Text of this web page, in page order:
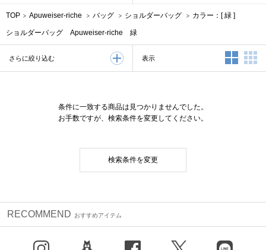
TOP Apuweiser-riche バッグ ショルダーバッグ カラー：[緑 ]
ショルダーバッグ Apuweiser-riche 緑
さらに絞り込む 表示 2列表示
条件に一致する商品は見つかりませんでした。
お手数ですが、検索条件を変更してください。
検索条件を変更
RECOMMEND おすすめアイテム
X（旧Twitter） LINE